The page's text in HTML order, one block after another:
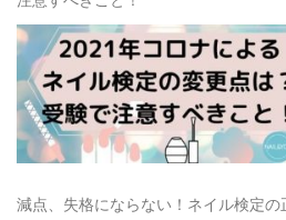
減点、失格にならない！ネイル検定